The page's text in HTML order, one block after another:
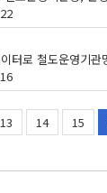
13 14 15